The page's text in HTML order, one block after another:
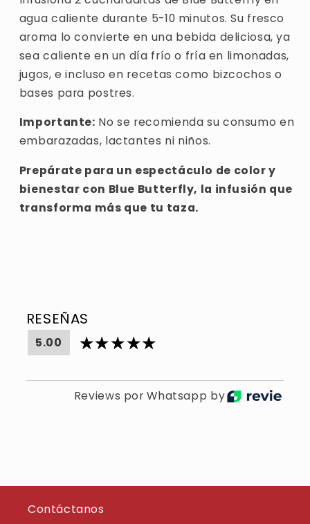
agua caliente durante 5-10 minutos. Su fresco
aroma lo convierte en una bebida deliciosa, ya
sea caliente en un día frío o fría en limonadas,
jugos, e incluso en recetas como bizcochos o
bases para postres.
Importante: No se recomienda su consumo en
embarazadas, lactantes ni niños.
Prepárate para un espectáculo de color y
bienestar con Blue Butterfly, la infusión que
transforma más que tu taza.
RESEÑAS
5.00
Reviews por Whatsapp by
Contáctanos